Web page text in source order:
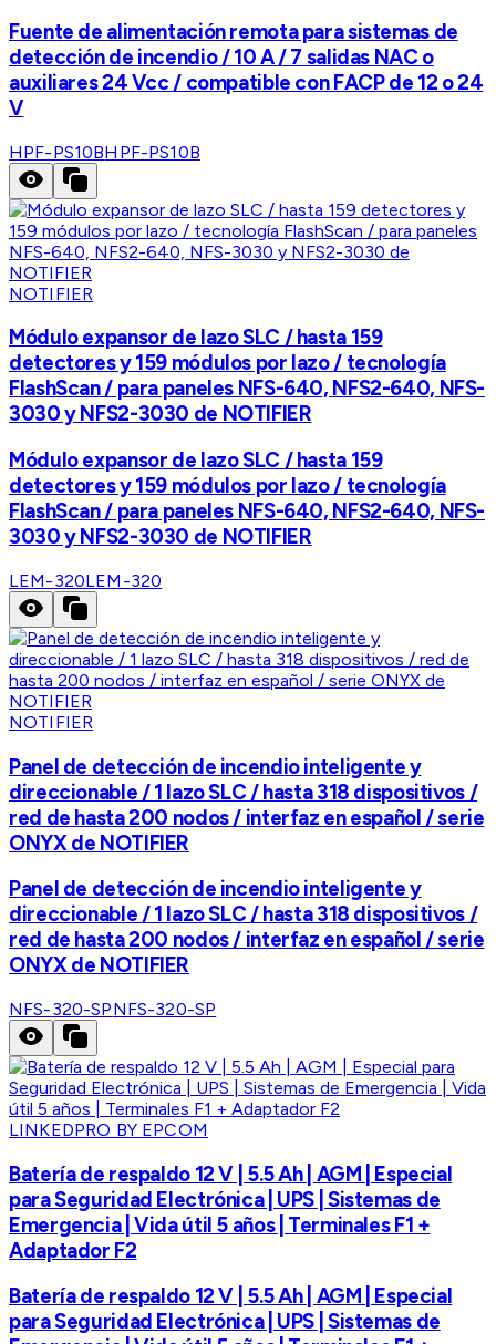
Fuente de alimentación remota para sistemas de
detección de incendio / 10 A / 7 salidas NAC o
auxiliares 24 Vcc / compatible con FACP de 12 o 24
V
HPF-PS10BHPF-PS10B
NOTIFIER
Módulo expansor de lazo SLC / hasta 159
detectores y 159 módulos por lazo / tecnología
FlashScan / para paneles NFS-640, NFS2-640, NFS-
3030 y NFS2-3030 de NOTIFIER
Módulo expansor de lazo SLC / hasta 159
detectores y 159 módulos por lazo / tecnología
FlashScan / para paneles NFS-640, NFS2-640, NFS-
3030 y NFS2-3030 de NOTIFIER
LEM-320LEM-320
NOTIFIER
Panel de detección de incendio inteligente y
direccionable / 1 lazo SLC / hasta 318 dispositivos /
red de hasta 200 nodos / interfaz en español / serie
ONYX de NOTIFIER
Panel de detección de incendio inteligente y
direccionable / 1 lazo SLC / hasta 318 dispositivos /
red de hasta 200 nodos / interfaz en español / serie
ONYX de NOTIFIER
NFS-320-SPNFS-320-SP
LINKEDPRO BY EPCOM
Batería de respaldo 12 V | 5.5 Ah | AGM | Especial
para Seguridad Electrónica | UPS | Sistemas de
Emergencia | Vida útil 5 años | Terminales F1 +
Adaptador F2
Batería de respaldo 12 V | 5.5 Ah | AGM | Especial
para Seguridad Electrónica | UPS | Sistemas de